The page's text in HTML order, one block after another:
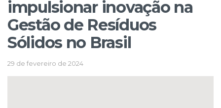
impulsionar inovação na
Gestão de Resíduos
Sólidos no Brasil
29 de fevereiro de 2024